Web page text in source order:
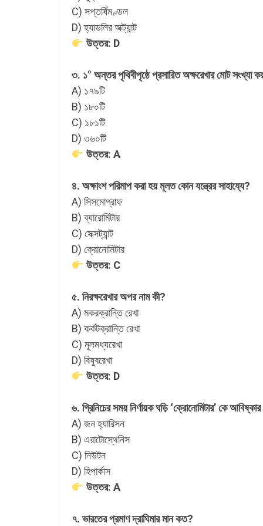
C) সপ্তর্ষিমণ্ডল
D) হ্যাডলির অক্ট্যান্ট
উত্তর: D
৩. ১° অন্তর পৃথিবীপৃষ্ঠে প্রসারিত অক্ষরেখার মোট সংখ্যা
A) ১৭৯টি
B) ১৮০টি
C) ১৮১টি
D) ৩৬০টি
উত্তর: A
৪. অক্ষাংশ পরিমাপ করা হয় মূলত কোন যন্ত্রের সাহায্যে?
A) সিসমোগ্রাফ
B) ব্যারোমিটার
C) সেক্সট্যান্ট
D) ক্রোনোমিটার
উত্তর: C
৫. নিরক্ষরেখার অপর নাম কী?
A) মকরক্রান্তি রেখা
B) কর্কটক্রান্তি রেখা
C) মূলমধ্যরেখা
D) বিষুবরেখা
উত্তর: D
৬. গ্রিনিচের সময় নির্ণায়ক ঘড়ি ‘ক্রোনোমিটার’ কে
A) জন হ্যারিসন
B) এরাটোস্থেনিস
C) নিউটন
D) হিপার্কাস
উত্তর: A
৭. ভারতের প্রমাণ দ্রাঘিমার মান কত?